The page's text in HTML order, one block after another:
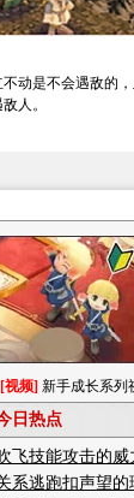
动是不会遇敌的
人。
[视频] 新手成长系列
日热点
飞技能攻击的
系逃跑扣声望的